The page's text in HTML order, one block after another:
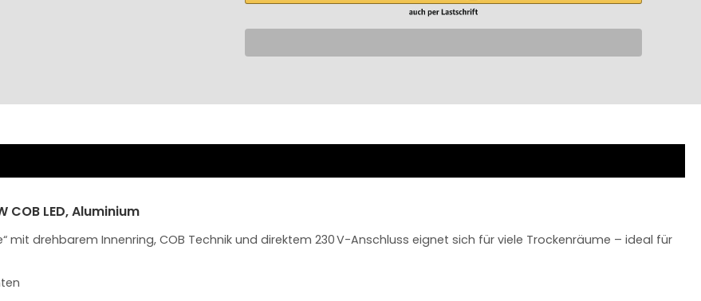
LED, Aluminium
mit drehbarem Innenring, COB Technik und direktem 230 V-Anschluss eignet sich für viele Trockenräume – ideal für